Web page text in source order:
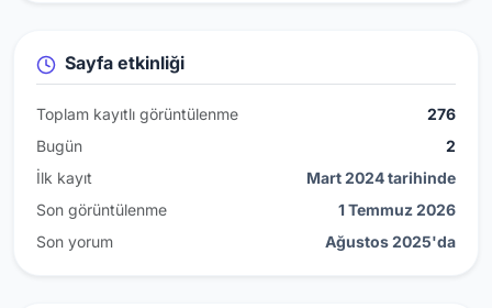
Sayfa etkinliği
Toplam kayıtlı görüntülenme
276
Bugün
2
İlk kayıt
Mart 2024 tarihinde
Son görüntülenme
1 Temmuz 2026
Son yorum
Ağustos 2025'da